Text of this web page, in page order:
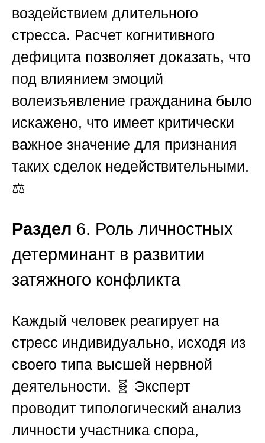
воздействием длительного
стресса. Расчет когнитивного
дефицита позволяет доказать, что
под влиянием эмоций
волеизъявление гражданина было
искажено, что имеет критически
важное значение для признания
таких сделок недействительными.
⚖️
Раздел 6. Роль личностных
детерминант в развитии
затяжного конфликта
Каждый человек реагирует на
стресс индивидуально, исходя из
своего типа высшей нервной
деятельности. 🧬 Эксперт
проводит типологический анализ
личности участника спора,